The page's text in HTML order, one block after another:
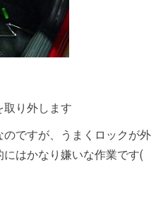
取り外します
ですが、うまくロックが外
はかなり嫌いな作業です(